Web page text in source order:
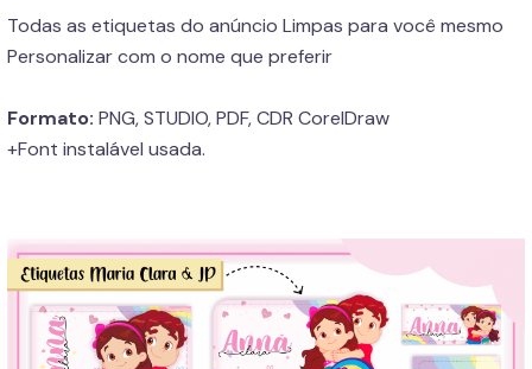
Todas as etiquetas do anúncio Limpas para você mesmo
Personalizar com o nome que preferir
Formato: PNG, STUDIO, PDF, CDR CorelDraw
+Font instalável usada.